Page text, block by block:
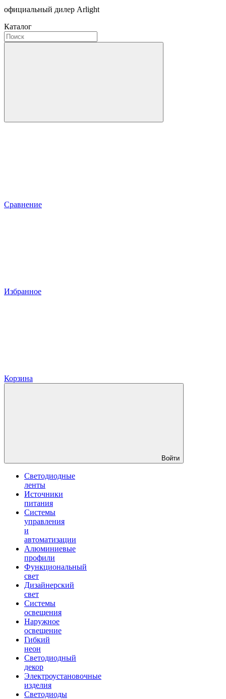
официальный дилер Arlight
Каталог
Сравнение
Избранное
Корзина
Войти
Светодиодные
ленты
Источники
питания
Системы
управления
и
автоматизации
Алюминиевые
профили
Функциональный
свет
Дизайнерский
свет
Системы
освещения
Наружное
освещение
Гибкий
неон
Светодиодный
декор
Электроустановочные
изделия
Светодиоды